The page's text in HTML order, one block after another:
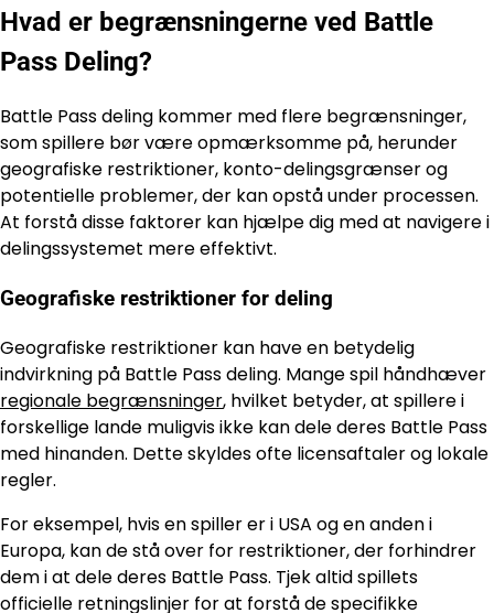
Hvad er begrænsningerne ved Battle
Pass Deling?
Battle Pass deling kommer med flere begrænsninger,
som spillere bør være opmærksomme på, herunder
geografiske restriktioner, konto-delingsgrænser og
potentielle problemer, der kan opstå under processen.
At forstå disse faktorer kan hjælpe dig med at navigere i
delingssystemet mere effektivt.
Geografiske restriktioner for deling
Geografiske restriktioner kan have en betydelig
indvirkning på Battle Pass deling. Mange spil håndhæver
regionale begrænsninger, hvilket betyder, at spillere i
forskellige lande muligvis ikke kan dele deres Battle Pass
med hinanden. Dette skyldes ofte licensaftaler og lokale
regler.
For eksempel, hvis en spiller er i USA og en anden i
Europa, kan de stå over for restriktioner, der forhindrer
dem i at dele deres Battle Pass. Tjek altid spillets
officielle retningslinjer for at forstå de specifikke